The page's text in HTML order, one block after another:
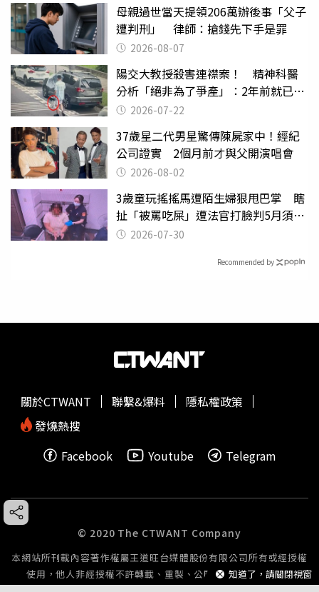
母親過世當天提領206萬辦後事「父子
遭判刑」 律師：搶錢先下手是罪
2026-08-07
陽交大教授殺害連襟案！ 精神科醫
分析「絕非為了爭產」：2年前就已言
行詭異
2026-07-22
37歲星二代男星驚傳陳屍家中！經紀
公司證實 2個月前才與父開演唱會
2026-08-02
3歲童玩搖搖馬遭陌生婦狠甩巴掌 瞎
扯「被罵吃屎」遭法官打臉判5月須入
監 2026-07-30
Recommended by
知道了，請關閉視窗
關於CTWANT 聯繫&爆料
隱私權政策
發燒熱搜
Facebook
Youtube Telegram
© 2020 The CTWANT Company
本網站所刊載內容著作權屬王道旺台媒體股份有限公司所有或經授權
使用，他人非經授權不許轉載、重製、公開播送或公開傳輸。